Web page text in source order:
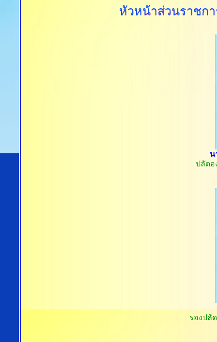
หัวหน้าส่วนราชก
น
ปลัดอ
รองปลั